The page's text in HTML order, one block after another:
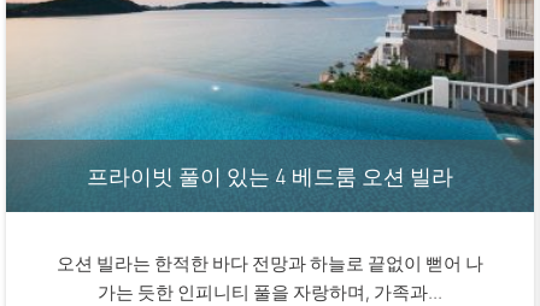
프라이빗 풀이 있는 4 베드룸 오션 빌라
오션 빌라는 한적한 바다 전망과 하늘로 끝없이 뻗어 나
가는 듯한 인피니티 풀을 자랑하며, 가족과...